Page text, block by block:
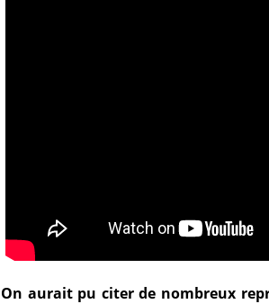
On aurait pu citer de nombreux